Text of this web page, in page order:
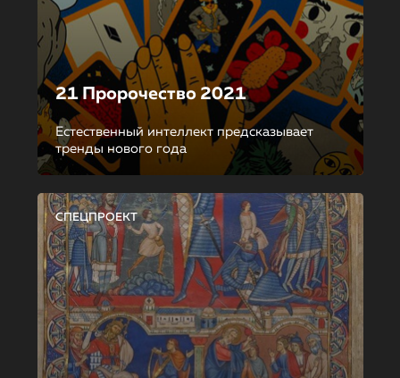
21 Пророчество 2021
Естественный интеллект предсказывает
тренды нового года
СПЕЦПРОЕКТ